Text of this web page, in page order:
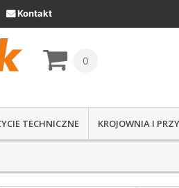
Kontakt
0
TECHNICZNE KROJOWNIA I